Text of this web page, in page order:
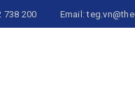
738 200 Email: